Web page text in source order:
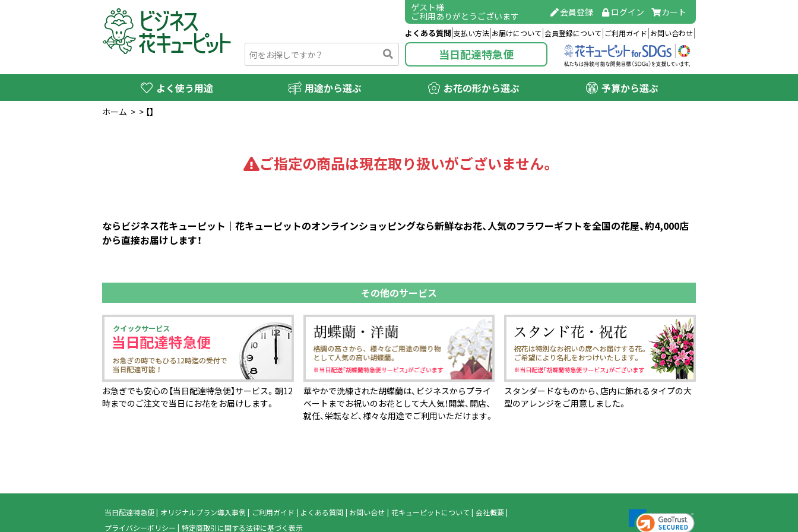
ゲスト様
ご利用ありがとうございます 会員登録 ログイン カート
よくある質問 支払い方法 お届けについて 会員登録について ご利用ガイド お問い合わせ
当日配達特急便
よく使う用途 用途から選ぶ お花の形から選ぶ 予算から選ぶ
ホーム > > 【】
ご指定の商品は現在取り扱いがございません。
ならビジネス花キューピット｜花キューピットのオンラインショッピングなら新鮮なお花、人気のフラワーギフトを全国の花屋、約4,000店
から直接お届けします！
その他のサービス
お急ぎでも安心の【当日配達特急便】サービス。朝12
時までのご注文で当日にお花をお届けします。
華やかで洗練された胡蝶蘭は、ビジネスからプライ
ベートまでお祝いのお花として大人気！開業、開店、
就任、栄転など、様々な用途でご利用いただけます。
スタンダードなものから、店内に飾れるタイプの大
型のアレンジをご用意しました。
当日配達特急便 オリジナルプラン導入事例 ご利用ガイド よくある質問 お問い合せ 花キューピットについて
会社概要
プライバシーポリシー
特定商取引に関する法律に基づく表示